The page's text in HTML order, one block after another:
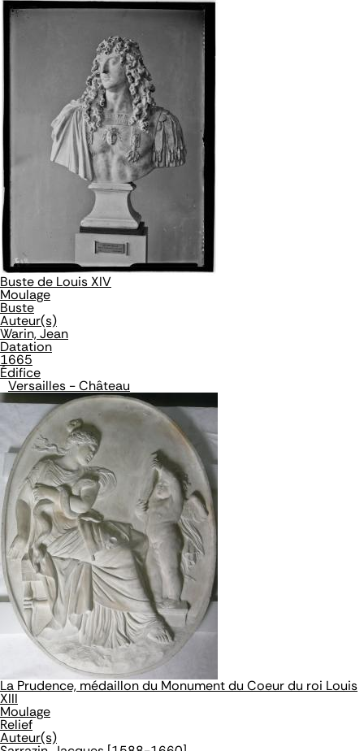
Buste de Louis XIV
Moulage
Buste
Auteur(s)
Warin, Jean
Datation
1665
Édifice
Versailles - Château
La Prudence, médaillon du Monument du Coeur du roi Louis
XIII
Moulage
Relief
Auteur(s)